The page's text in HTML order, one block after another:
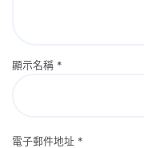
顯示名稱 *
電子郵件地址 *